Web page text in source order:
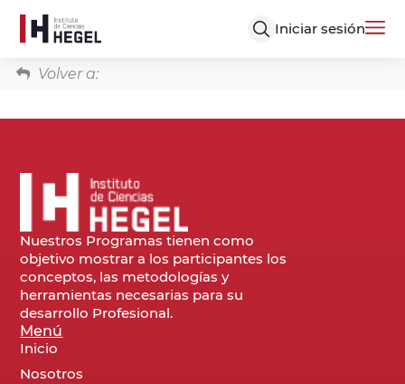
Iniciar sesión
Volver a:
Nuestros Programas tienen como
objetivo mostrar a los participantes los
conceptos, las metodologías y
herramientas necesarias para su
desarrollo Profesional.
Menú
Inicio
Nosotros